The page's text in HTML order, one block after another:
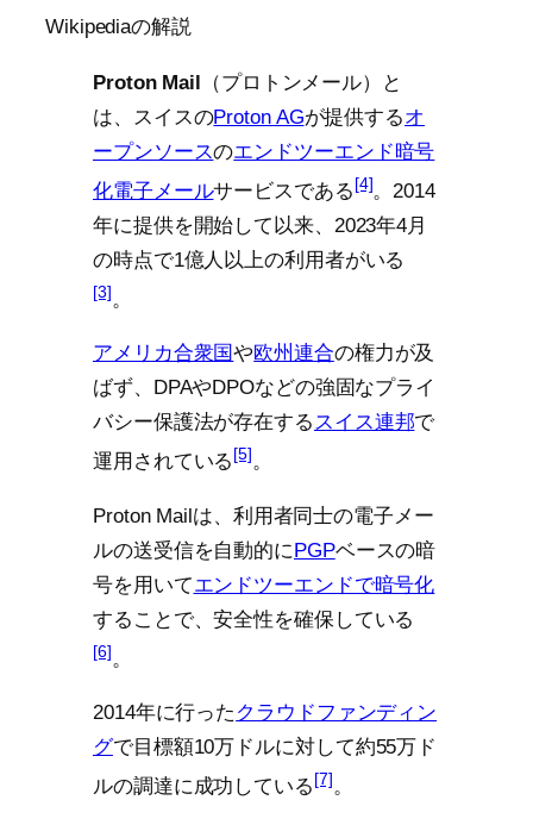
Wikipediaの解説
Proton Mail
（プロトンメール）と
は、スイスのProton AGが提供するオ
ープンソースのエンドツーエンド暗号
化電子メールサービスである[4]。2014
年に提供を開始して以来、2023年4月
の時点で1億人以上の利用者がいる
[3]。
アメリカ合衆国や欧州連合の権力が及
ばず、DPAやDPOなどの強固なプライ
バシー保護法が存在するスイス連邦で
運用されている[5]。
Proton Mailは、利用者同士の電子メー
ルの送受信を自動的にPGPベースの暗
号を用いてエンドツーエンドで暗号化
することで、安全性を確保している
[6]。
2014年に行った クラウドファンディン
グで目標額10万ドルに対して約55万ド
ルの調達に成功している[7]。